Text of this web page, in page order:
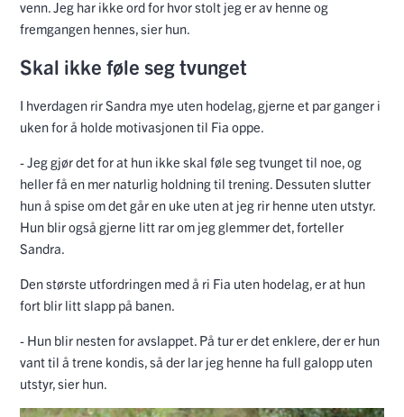
venn. Jeg har ikke ord for hvor stolt jeg er av henne og
fremgangen hennes, sier hun.
Skal ikke føle seg tvunget
I hverdagen rir Sandra mye uten hodelag, gjerne et par ganger i
uken for å holde motivasjonen til Fia oppe.
- Jeg gjør det for at hun ikke skal føle seg tvunget til noe, og
heller få en mer naturlig holdning til trening. Dessuten slutter
hun å spise om det går en uke uten at jeg rir henne uten utstyr.
Hun blir også gjerne litt rar om jeg glemmer det, forteller
Sandra.
Den største utfordringen med å ri Fia uten hodelag, er at hun
fort blir litt slapp på banen.
- Hun blir nesten for avslappet. På tur er det enklere, der er hun
vant til å trene kondis, så der lar jeg henne ha full galopp uten
utstyr, sier hun.